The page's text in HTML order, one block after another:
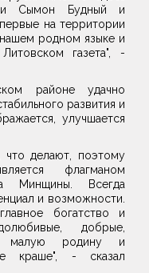
Сымон Будный и
на территории
родном языке и
газета", -
районе удачно
развития и
улучшается
что делают, поэтому
флагманом
Минщины. Всегда
и возможности.
богатство и
добрые,
малую родину и
краше", - сказал